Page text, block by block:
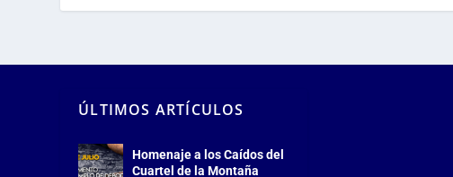
ÚLTIMOS ARTÍCULOS
Homenaje a los Caídos del
Cuartel de la Montaña